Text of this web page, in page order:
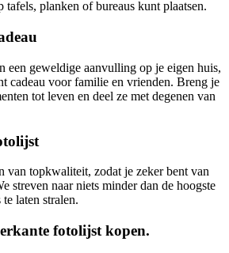
tafels, planken of bureaus kunt plaatsen.
een geweldige aanvulling op je eigen huis,
cadeau voor familie en vrienden. Breng je
tot leven en deel ze met degenen van
van topkwaliteit, zodat je zeker bent van
streven naar niets minder dan de hoogste
laten stralen.
fotolijst kopen.